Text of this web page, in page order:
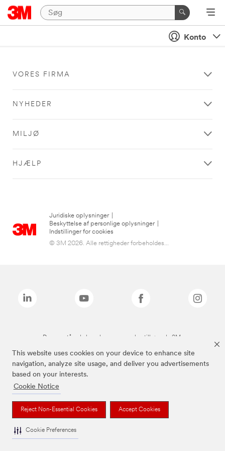
This website uses cookies on your device to enhance site
navigation, analyze site usage, and deliver you advertisements
based on your interests.
Cookie Notice
Reject Non-Essential Cookies Accept Cookies
Cookie Preferences
Konto
VORES FIRMA
NYHEDER
MILJØ
HJÆLP
Juridiske oplysninger
Beskyttelse af personlige oplysninger
Indstillinger for cookies
© 3M 2026. Alle rettigheder forbeholdes...
De ovenstående brands er varemærker tilhørende 3M.